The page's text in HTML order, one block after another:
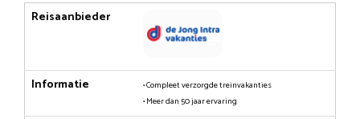
Reisaanbieder
Informatie
• Compleet verzorgde treinvakanties
• Meer dan 50 jaar ervaring